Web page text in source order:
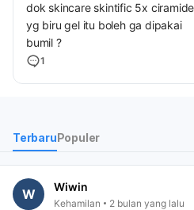
dok skincare skintific 5x ciramide
yg biru gel itu boleh ga dipakai
bumil ?
1
TerbaruPopuler
W Wiwin
Kehamilan 2 bulan yang lalu